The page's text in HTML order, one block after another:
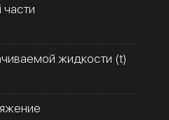
жидкости (t)